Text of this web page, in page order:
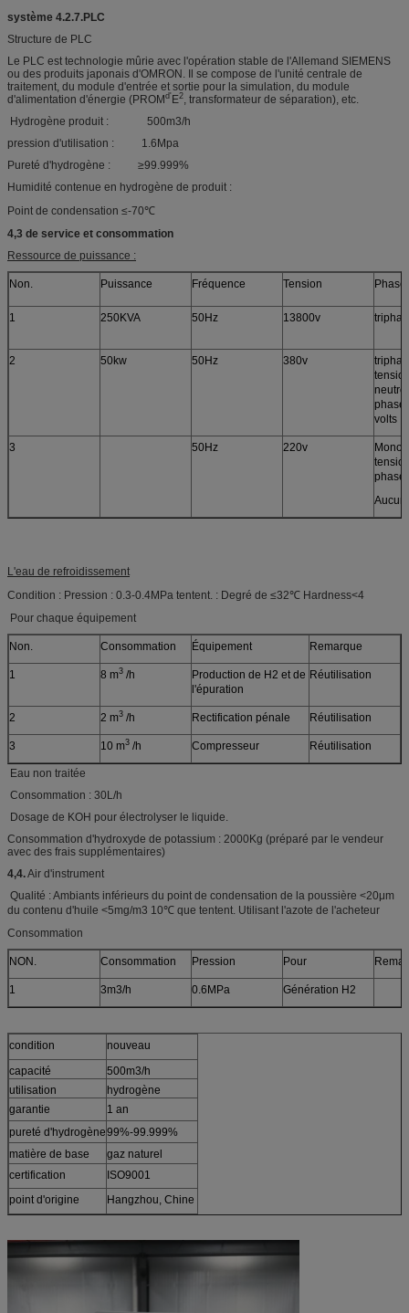
système 4.2.7.PLC
Structure de PLC
Le PLC est technologie mûrie avec l'opération stable de l'Allemand SIEMENS
ou des produits japonais d'OMRON. Il se compose de l'unité centrale de
traitement, du module d'entrée et sortie pour la simulation, du module
d'alimentation d'énergie (PROMd'E2, transformateur de séparation), etc.
Hydrogène produit : 500m3/h
pression d'utilisation : 1.6Mpa
Pureté d'hydrogène : ≥99.999%
Humidité contenue en hydrogène de produit :
Point de condensation ≤-70℃
4,3 de service et consommation
Ressource de puissance :
Non. Puissance Fréquence Tension Phase
1 250KVA 50Hz 13800v
2 50kw 50Hz 380v
neutre
volts
3 50Hz 220v
Aucun
L'eau de refroidissement
Condition : Pression : 0.3-0.4MPa tentent. : Degré de ≤32℃ Hardness<4
Pour chaque équipement
Non. Consommation Équipement Remarque
1 8 m3 /h
Production de H2 et de
l'épuration
Réutilisation
2 2 m3 /h Rectification pénale Réutilisation
3 10 m3 /h Compresseur Réutilisation
Eau non traitée
Consommation : 30L/h
Dosage de KOH pour électrolyser le liquide.
Consommation d'hydroxyde de potassium : 2000Kg (préparé par le vendeur
avec des frais supplémentaires)
4,4.Air d'instrument
Qualité : Ambiants inférieurs du point de condensation de la poussière <20μm
du contenu d'huile <5mg/m3 10℃ que tentent. Utilisant l'azote de l'acheteur
Consommation
NON. Consommation Pression Pour
1 3m3/h 0.6MPa Génération H2
condition
nouveau
capacité
500m3/h
utilisation
hydrogène
garantie
1 an
pureté d'hydrogène99%-99.999%
matière de base
gaz naturel
certification
ISO9001
point d'origine
Hangzhou, Chine